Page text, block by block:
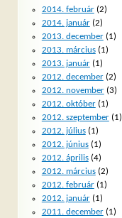
2014. február(2)
2014. január(2)
2013. december(1)
2013. március(1)
2013. január(1)
2012. december(2)
2012. november(3)
2012. október(1)
2012. szeptember(1)
2012. július(1)
2012. június(1)
2012. április(4)
2012. március(2)
2012. február(1)
2012. január(1)
2011. december(1)